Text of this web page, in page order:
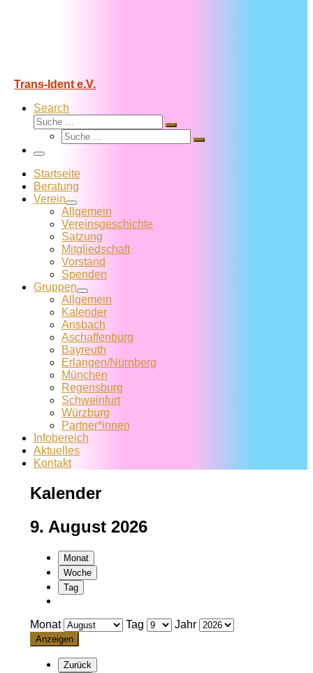
Trans-Ident e.V.
Search
Suche
Suche
Suche
Suche
Menü
Startseite
Beratung
Verein
Allgemein
Vereins­geschichte
Satzung
Mitglied­schaft
Vorstand
Spenden
Gruppen
Allgemein
Kalender
Ansbach
Aschaffenburg
Bayreuth
Erlangen/Nürnberg
München
Regensburg
Schweinfurt
Würzburg
Partner*innen
Infobereich
Aktuelles
Kontakt
Kalender
9. August 2026
Monat
Woche
Tag
Monat Tag Jahr
Zurück